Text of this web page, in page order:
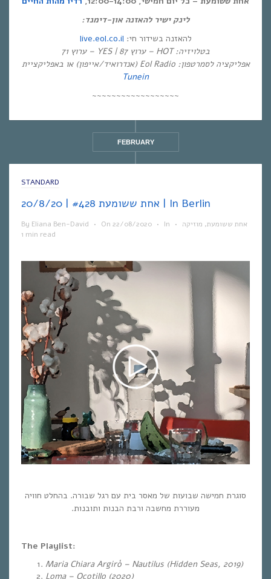
לינק ישיר להאזנה און-דימנד:
להאזנה בשידור חי: live.eol.co.il
בטלויזיה: HOT – ערוץ 87 | YES – ערוץ 71
אפליקציה לסמרטפון: Eol Radio (אנדרואיד/אייפון) או באפליקציית
Tunein
~~~~~~~~~~~~~~~~~~
FEBRUARY
STANDARD
אחת ששומעת #428 | 20/8/20 | In Berlin
By Eliana Ben-David • On 22/08/2020 • In אחת ששומעת, מוזיקה
•
1 min read
סוגרת חמישה שבועות של מאסר בית עם רגל שבורה. בהחלט חוויה
מעוררת מחשבה ורבת הבנות ותובנות.
The Playlist:
Maria Chiara Argirò – Nautilus (Hidden Seas, 2019)
Loma – Ocotillo (2020)